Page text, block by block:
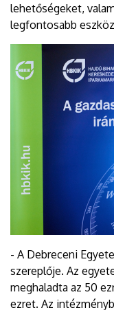
lehetőségeket,
legfontosabb
- A Debreceni
szereplője. Az
meghaladta az 50
ezret. Az